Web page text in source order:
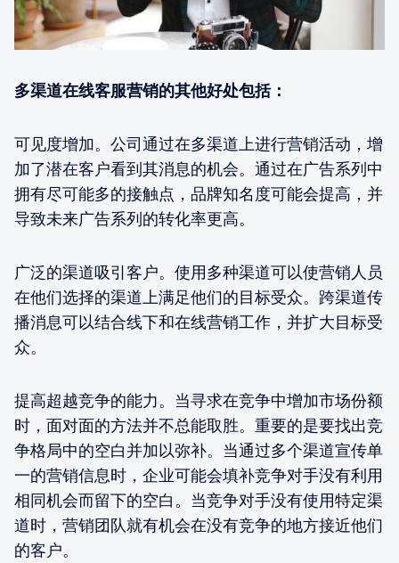
多渠道在线客服营销的其他好处包括：
可见度增加。公司通过在多渠道上进行营销活动，增
加了潜在客户看到其消息的机会。通过在广告系列中
拥有尽可能多的接触点，品牌知名度可能会提高，并
导致未来广告系列的转化率更高。
广泛的渠道吸引客户。使用多种渠道可以使营销人员
在他们选择的渠道上满足他们的目标受众。跨渠道传
播消息可以结合线下和在线营销工作，并扩大目标受
众。
提高超越竞争的能力。当寻求在竞争中增加市场份额
时，面对面的方法并不总能取胜。重要的是要找出竞
争格局中的空白并加以弥补。当通过多个渠道宣传单
一的营销信息时，企业可能会填补竞争对手没有利用
相同机会而留下的空白。当竞争对手没有使用特定渠
道时，营销团队就有机会在没有竞争的地方接近他们
的客户。